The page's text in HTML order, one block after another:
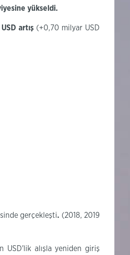
yükseldi.
artış (+0,70 milyar USD
gerçekleşti. (2018, 2019
USD'lik alışla yeniden giriş